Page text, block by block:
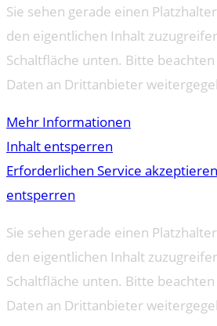
Sie sehen gerade einen
den eigentlichen Inhalt
Schaltfläche unten. Bitte beachten
Daten an Drittanbieter
Mehr Informationen
Inhalt entsperren
Erforderlichen Service
entsperren
Sie sehen gerade einen
den eigentlichen Inhalt
Schaltfläche unten. Bitte beachten
Daten an Drittanbieter